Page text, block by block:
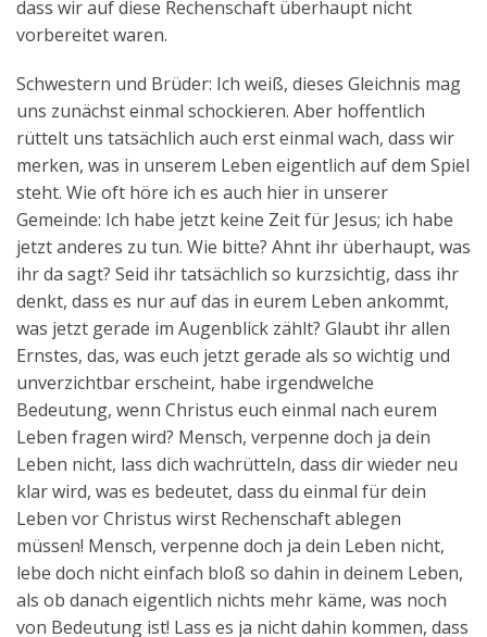
dass wir auf diese Rechenschaft überhaupt nicht
vorbereitet waren.
Schwestern und Brüder: Ich weiß, dieses Gleichnis mag
uns zunächst einmal schockieren. Aber hoffentlich
rüttelt uns tatsächlich auch erst einmal wach, dass wir
merken, was in unserem Leben eigentlich auf dem Spiel
steht. Wie oft höre ich es auch hier in unserer
Gemeinde: Ich habe jetzt keine Zeit für Jesus; ich habe
jetzt anderes zu tun. Wie bitte? Ahnt ihr überhaupt, was
ihr da sagt? Seid ihr tatsächlich so kurzsichtig, dass ihr
denkt, dass es nur auf das in eurem Leben ankommt,
was jetzt gerade im Augenblick zählt? Glaubt ihr allen
Ernstes, das, was euch jetzt gerade als so wichtig und
unverzichtbar erscheint, habe irgendwelche
Bedeutung, wenn Christus euch einmal nach eurem
Leben fragen wird? Mensch, verpenne doch ja dein
Leben nicht, lass dich wachrütteln, dass dir wieder neu
klar wird, was es bedeutet, dass du einmal für dein
Leben vor Christus wirst Rechenschaft ablegen
müssen! Mensch, verpenne doch ja dein Leben nicht,
lebe doch nicht einfach bloß so dahin in deinem Leben,
als ob danach eigentlich nichts mehr käme, was noch
von Bedeutung ist! Lass es ja nicht dahin kommen, dass